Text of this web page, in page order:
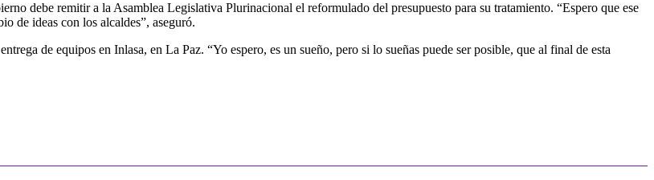
debe remitir a la Asamblea Legislativa Plurinacional el reformulado del presupuesto para su tratamiento. “Espero que ese
de ideas con los alcaldes”, aseguró.
de equipos en Inlasa, en La Paz. “Yo espero, es un sueño, pero si lo sueñas puede ser posible, que al final de esta